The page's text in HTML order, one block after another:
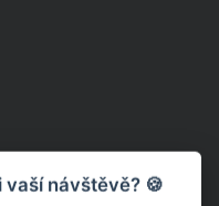
návštěvě? 🍪